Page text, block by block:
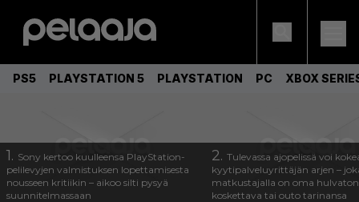
PS5 PLAYSTATION 5 PLAYSTATION PC XBOX
1. Sony kertoo kuulleensa PlayStation-
pelilevyjen valmistuksen lopettamisesta
nousseen kritiikin – aikoo silti pysyä
suunnitelmassaan
2. Tulevassa ajopelissä voi
kyytipalveluyrittäjän arjen –
matkustajalla on oma
koskettava tai outo tarinansa